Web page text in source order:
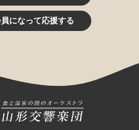
になって応援する